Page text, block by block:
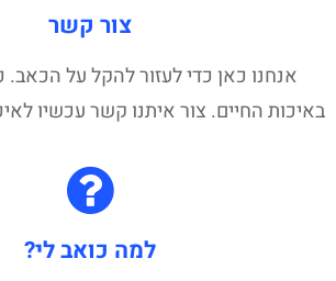
צור קשר
אנחנו כאן כדי לעזור להקל על הכאב.
באיכות החיים. צור איתנו קשר עכשיו
למה כואב לי?